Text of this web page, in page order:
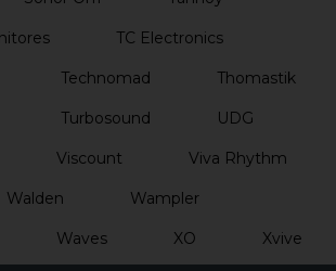
TC Electronics
Technomad Thomastik
Turbosound UDG
Viscount Viva Rhythm
Walden Wampler
Waves XO Xvive